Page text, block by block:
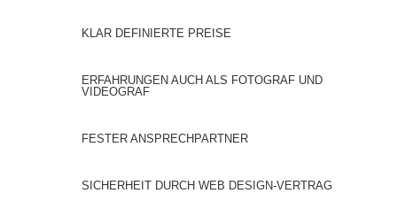
KLAR DEFINIERTE PREISE
ERFAHRUNGEN AUCH ALS FOTOGRAF UND
VIDEOGRAF
FESTER ANSPRECHPARTNER
SICHERHEIT DURCH WEB DESIGN-VERTRAG